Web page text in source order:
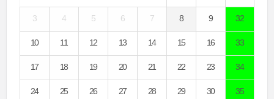
3 4 5 6 7 8 9 32
10 11 12 13 14 15 16 33
17 18 19 20 21 22 23 34
24 25 26 27 28 29 30 35